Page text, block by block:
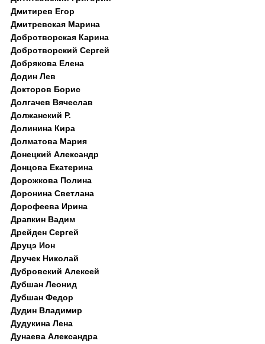
Дмитирев Егор
Дмитревская Марина
Добротворская Карина
Добротворский Сергей
Добрякова Елена
Додин Лев
Докторов Борис
Долгачев Вячеслав
Должанский Р.
Долинина Кира
Долматова Мария
Донецкий Александр
Донцова Екатерина
Дорожкова Полина
Доронина Светлана
Дорофеева Ирина
Драпкин Вадим
Дрейден Сергей
Друцэ Ион
Дручек Николай
Дубровский Алексей
Дубшан Леонид
Дубшан Федор
Дудин Владимир
Дудукина Лена
Дунаева Александра